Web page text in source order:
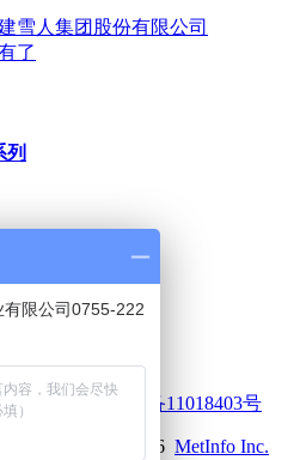
雪人集团股份有限公司
了
列
有限公司 粤ICP备11018403号
©2008-2026 MetInfo Inc.
限公司0755-222